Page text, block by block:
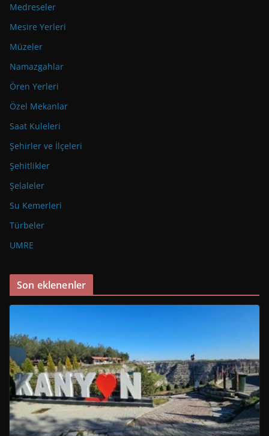
Medreseler
Mesire Yerleri
Müzeler
Namazgahlar
Ören Yerleri
Özel Mekanlar
Saat Kuleleri
Şehirler ve İlçeleri
Şehitlikler
Şelaleler
Su Kemerleri
Türbeler
UMRE
Son eklenenler